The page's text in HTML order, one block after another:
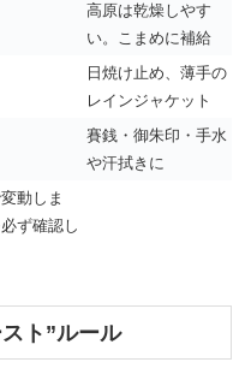
高原は乾燥しやす
い。こまめに補給
日焼け止め、薄手の
レインジャケット
賽銭・御朱印・手水
や汗拭きに
動しま
ず確認し
ト”ルール